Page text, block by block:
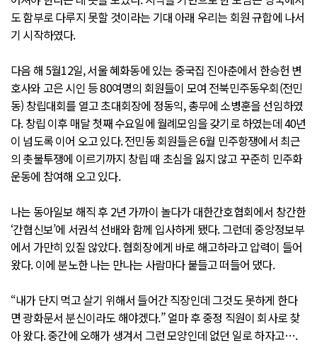
도 함부로 다루지 못할 것이라는 기대 아래 우리는 회원 규합에 나서
기 시작하였다.
다음 해 5월12일, 서울 혜화동에 있는 중국집 진아춘에서 한승헌 변
호사와 고은 시인 등 80여명의 회원들이 모여 전북민주동우회(전민
동) 창립대회를 열고 초대회장에 정동익, 총무에 소병훈을 선임하였
다. 창립 이후 매달 첫째 수요일에 월례모임을 갖기로 하였는데 40년
이 넘도록 이어 오고 있다. 전민동 회원들은 6월 민주항쟁에서 최근
의 촛불투쟁에 이르기까지 창립 때 초심을 잃지 않고 꾸준히 민주화
운동에 참여해 오고 있다.
나는 동아일보 해직 후 2년 가까이 놀다가 대한간호협회에서 창간한
‘간협신보’에 서권석 선배와 함께 입사하게 됐다. 그런데 중앙정보부
에서 가만히 있질 않았다. 협회장에게 바로 해고하라고 압력이 들어
왔다. 이에 분노한 나는 만나는 사람마다 붙들고 떠들어 댔다.
“내가 단지 먹고 살기 위해서 들어간 직장인데 그것도 못하게 한다
면 광화문서 분신이라도 해야겠다.” 얼마 후 중정 직원이 회사로 찾
아 왔다. 중간에 오해가 생겨서 그런 모양인데 없던 일로 하자고….